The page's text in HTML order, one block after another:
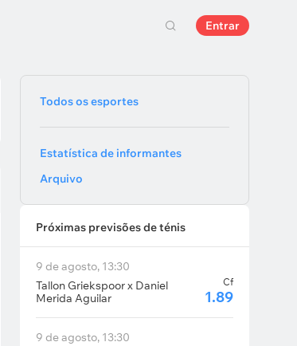
Entrar
Todos os esportes
Estatística de informantes
Arquivo
Próximas previsões de ténis
9 de agosto, 13:30
Tallon Griekspoor x Daniel
Merida Aguilar
Cf
1.89
9 de agosto, 13:30